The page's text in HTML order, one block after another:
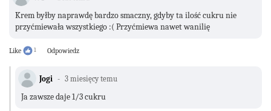
Krem byłby naprawdę bardzo smaczny, gdyby ta ilość cukru nie
przyćmiewała wszystkiego :( Przyćmiewa nawet wanilię
Like 1 Odpowiedz
Jogi 3 miesięcy temu
Ja zawsze daje 1/3 cukru